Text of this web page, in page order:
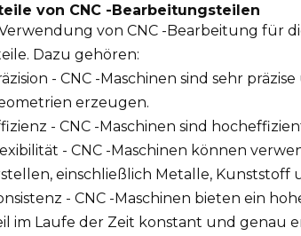
von CNC -Bearbeitungsteilen
von CNC -Bearbeitung für
Dazu gehören:
- CNC -Maschinen sind sehr
erzeugen.
- CNC -Maschinen sind
- CNC -Maschinen können
einschließlich Metalle, Kunststoff
- CNC -Maschinen bieten ein
im Laufe der Zeit konstant und genau